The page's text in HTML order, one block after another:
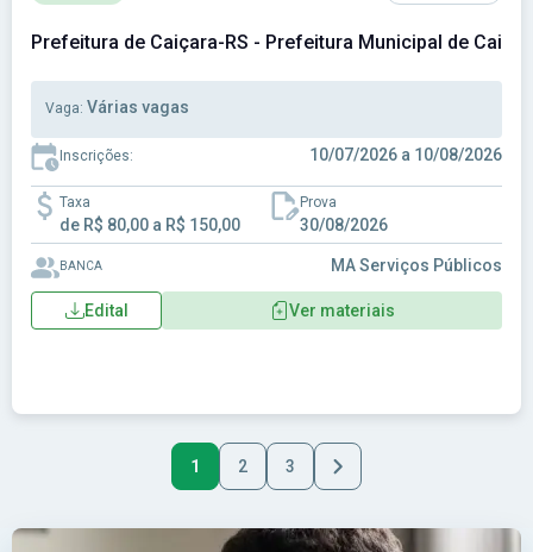
Prefeitura de Caiçara-RS - Prefeitura Municipal de
Vaga: Várias vagas
Inscrições: 10/07/2026 a 10/08/2026
Taxa
de R$ 80,00 a R$ 150,00
Prova
30/08/2026
BANCA MA Serviços Públicos
Edital Ver materiais
1 2 3